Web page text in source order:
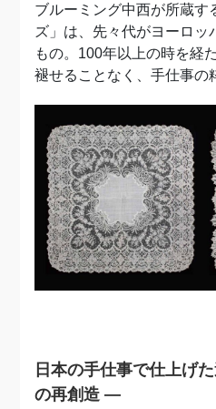
ブルーミング中西が所蔵す
ズ」は、先々代がヨーロッ
もの。100年以上の時を経
褪せることなく、手仕事の
日本の手仕事で仕上
の再創造 ―